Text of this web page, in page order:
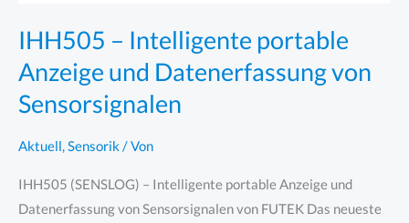
IHH505 – Intelligente portable
Anzeige und Datenerfassung von
Sensorsignalen
Aktuell,Sensorik/ Von
IHH505 (SENSLOG) – Intelligente portable Anzeige und
Datenerfassung von Sensorsignalen von FUTEK Das neueste